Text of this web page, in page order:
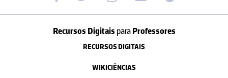
Recursos Digitais paraProfessores
RECURSOS DIGITAIS
WIKICIÊNCIAS